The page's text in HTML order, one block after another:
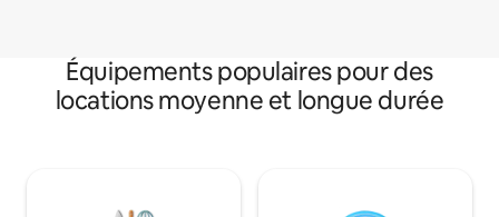
Équipements populaires pour des
locations moyenne et longue durée